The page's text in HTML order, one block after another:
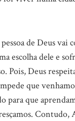
de Deus vai
escolha dele e
Pois, Deus
que
para que
Contudo,